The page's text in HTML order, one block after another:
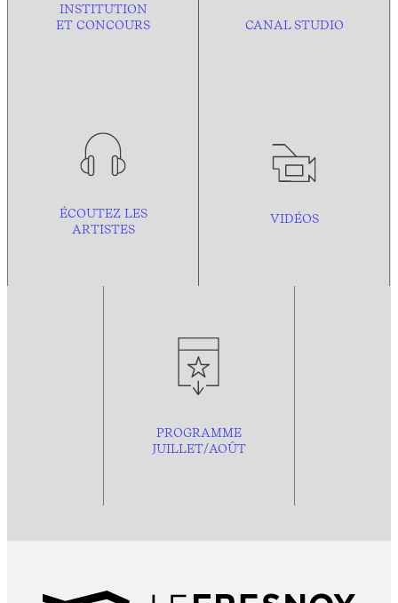
INSTITUTION
ET CONCOURS
CANAL STUDIO
ÉCOUTEZ LES
ARTISTES
VIDÉOS
PROGRAMME
JUILLET/AOÛT